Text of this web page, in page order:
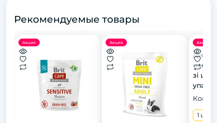
Рекомендуемые товары
Акция Акция Акция
зі
1 шт